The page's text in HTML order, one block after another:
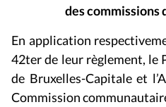
des
En application
42ter de leur règlement, le
de Bruxelles-Capitale et
Commission